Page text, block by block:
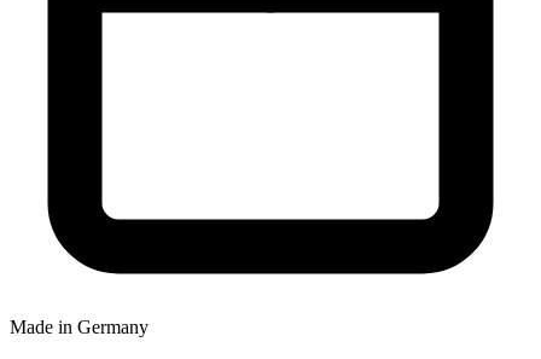
Made in Germany